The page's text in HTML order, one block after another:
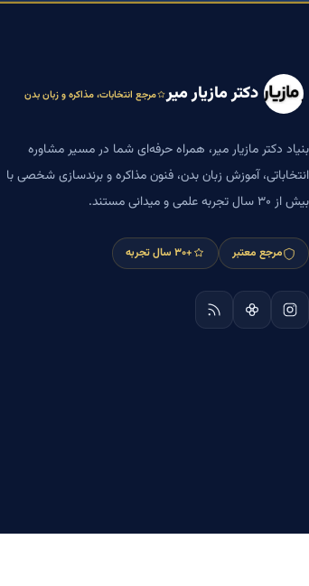
دکتر مازیار میر مرجع انتخابات، مذاکره و زبان بدن
بنیاد دکتر مازیار میر، همراه حرفه‌ای شما در مسیر مشاوره
انتخاباتی، آموزش زبان بدن، فنون مذاکره و برندسازی شخصی با
بیش از ۳۰ سال تجربه علمی و میدانی مستند.
مرجع معتبر +۳۰ سال تجربه